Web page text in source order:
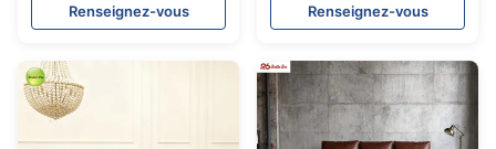
gigogne en similicuir
pour appartement et
Renseignez-vous
meubles pour petits
espaces
Renseignez-vous